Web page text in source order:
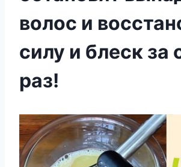
волос и
силу и блеск за
раз!